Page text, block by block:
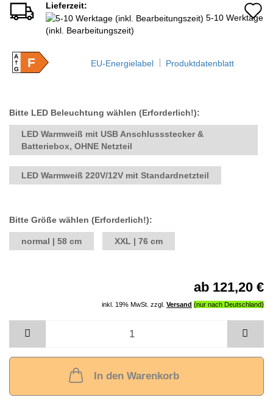
Lieferzeit:
5-10 Werktage
(inkl. Bearbeitungszeit)
A
GF EU-Energielabel Produktdatenblatt
Bitte LED Beleuchtung wählen (Erforderlich!):
LED Warmweiß mit USB Anschlussstecker &
Batteriebox, OHNE Netzteil
LED Warmweiß 220V/12V mit Standardnetzteil
Bitte Größe wählen (Erforderlich!):
normal | 58 cm XXL | 76 cm
ab 121,20 €
inkl. 19% MwSt. zzgl. Versand
In den Warenkorb